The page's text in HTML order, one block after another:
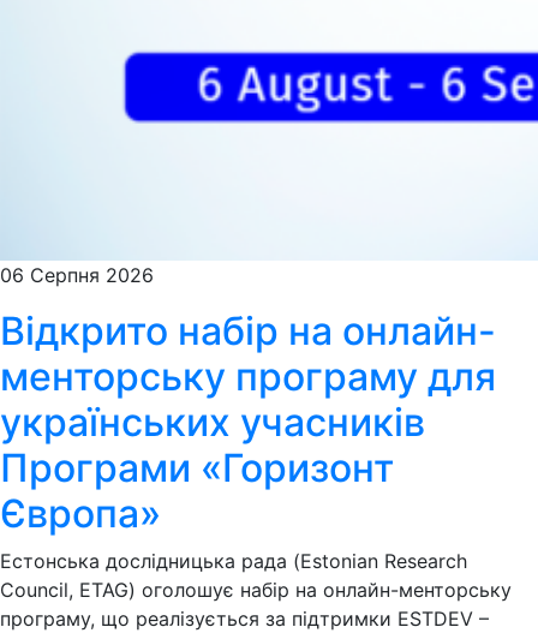
06 Серпня 2026
Відкрито набір на онлайн-
менторську програму для
українських учасників
Програми «Горизонт
Європа»
Естонська дослідницька рада (Estonian Research
Council, ETAG) оголошує набір на онлайн-менторську
програму, що реалізується за підтримки ESTDEV –